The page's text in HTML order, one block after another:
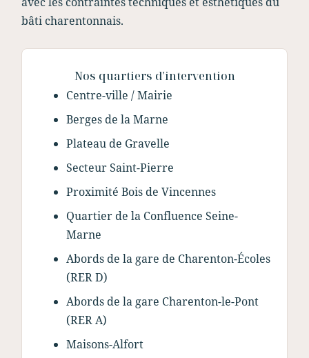
bâti charentonnais.
Nos quartiers d'intervention
Centre-ville / Mairie
Berges de la Marne
Plateau de Gravelle
Secteur Saint-Pierre
Proximité Bois de Vincennes
Quartier de la Confluence Seine-
Marne
Abords de la gare de Charenton-Écoles
(RER D)
Abords de la gare Charenton-le-Pont
(RER A)
Maisons-Alfort